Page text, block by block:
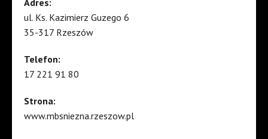
ul. Ks. Kazimierz Guzego 6
35-317 Rzeszów
Telefon:
17 221 91 80
Strona:
www.mbsniezna.rzeszow.pl